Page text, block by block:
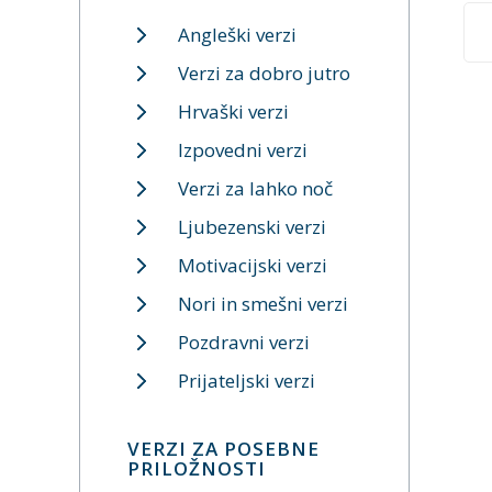
Angleški verzi
Verzi za dobro jutro
Hrvaški verzi
Izpovedni verzi
Verzi za lahko noč
Ljubezenski verzi
Motivacijski verzi
Nori in smešni verzi
Pozdravni verzi
Prijateljski verzi
VERZI ZA POSEBNE
PRILOŽNOSTI